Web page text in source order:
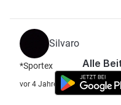
Silvaro
*Sportex
vor 4 Jahre
Alle